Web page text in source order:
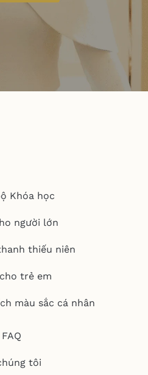
Khóa học
người lớn
thiếu niên
trẻ em
màu sắc cá nhân
FAQ
tôi